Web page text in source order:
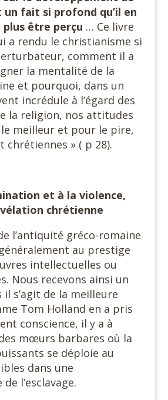
un fait si profond qu’il en
plus être perçu … Ce livre
a rendu le christianisme si
comment il a
la mentalité de la
et pourquoi, dans un
incrédule à l’égard des
la religion, nos attitudes
meilleur et pour le pire,
chrétiennes » ( p 28).
et à la violence,
chrétienne
l’antiquité gréco-romaine
au prestige
intellectuelles ou
Nous recevons ainsi un
il s’agit de la meilleure
Tom Holland en a pris
conscience, il y a à
mœurs barbares où la
se déploie au
dans une
l’esclavage.